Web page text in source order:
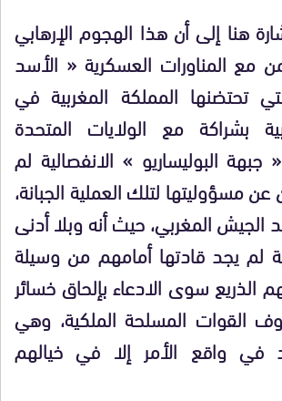
هنا إلى أن هذا الهجوم الإرهابي
مع المناورات العسكرية « الأسد
تحتضنها المملكة المغربية في
بشراكة مع الولايات المتحدة
جبهة البوليساريو » الانفصالية لم
عن مسؤوليتها لتلك العملية الجبانة،
المغربي، حيث أنه وبلا أدنى
لم يجد قادتها أمامهم من وسيلة
الذريع سوى الادعاء بإلحاق خسائر
القوات المسلحة الملكية، وهي
في واقع الأمر إلا في خيالهم